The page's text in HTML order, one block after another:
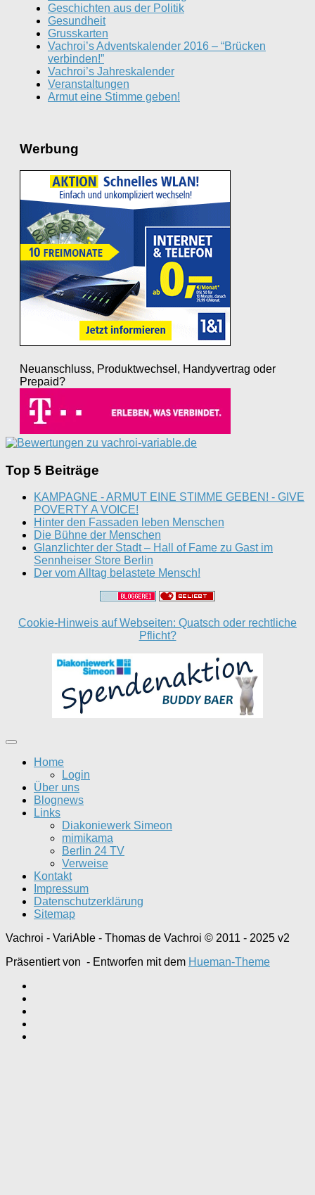
Geschichten aus der Politik
Gesundheit
Grusskarten
Vachroi’s Adventskalender 2016 – “Brücken
verbinden!”
Vachroi’s Jahreskalender
Veranstaltungen
Armut eine Stimme geben!
Werbung
Neuanschluss, Produktwechsel, Handyvertrag oder
Prepaid?
Top 5 Beiträge
KAMPAGNE - ARMUT EINE STIMME GEBEN! - GIVE
POVERTY A VOICE!
Hinter den Fassaden leben Menschen
Die Bühne der Menschen
Glanzlichter der Stadt – Hall of Fame zu Gast im
Sennheiser Store Berlin
Der vom Alltag belastete Mensch!
Cookie-Hinweis auf Webseiten: Quatsch oder rechtliche
Pflicht?
Home
Login
Über uns
Blognews
Links
Diakoniewerk Simeon
mimikama
Berlin 24 TV
Verweise
Kontakt
Impressum
Datenschutzerklärung
Sitemap
Vachroi - VariAble - Thomas de Vachroi © 2011 - 2025 v2
Präsentiert von - Entworfen mit dem Hueman-Theme